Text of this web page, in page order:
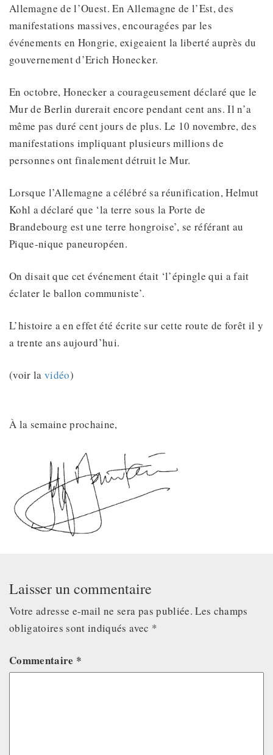
Allemagne de l’Ouest. En Allemagne de l’Est, des
manifestations massives, encouragées par les
événements en Hongrie, exigeaient la liberté auprès du
gouvernement d’Erich Honecker.
En octobre, Honecker a courageusement déclaré que le
Mur de Berlin durerait encore pendant cent ans. Il n’a
même pas duré cent jours de plus. Le 10 novembre, des
manifestations impliquant plusieurs millions de
personnes ont finalement détruit le Mur.
Lorsque l’Allemagne a célébré sa réunification, Helmut
Kohl a déclaré que ‘la terre sous la Porte de
Brandebourg est une terre hongroise’, se référant au
Pique-nique paneuropéen.
On disait que cet événement était ‘l’épingle qui a fait
éclater le ballon communiste’.
L’histoire a en effet été écrite sur cette route de forêt il y
a trente ans aujourd’hui.
(voir lavidéo)
À la semaine prochaine,
Laisser un commentaire
Votre adresse e-mail ne sera pas publiée. Les champs
obligatoires sont indiqués avec *
Commentaire *